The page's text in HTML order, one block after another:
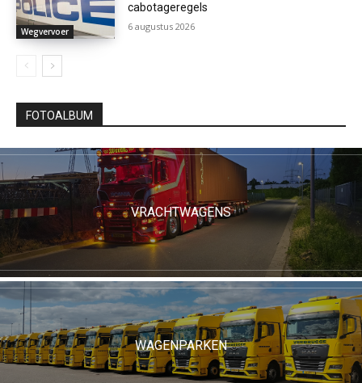
Wegvervoer
cabotageregels
6 augustus 2026
FOTOALBUM
VRACHTWAGENS
WAGENPARKEN